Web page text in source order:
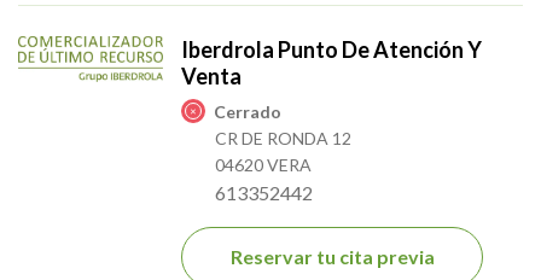
Iberdrola Punto De Atención Y
Venta
Cerrado
CR DE RONDA 12
04620 VERA
613352442
Reservar tu cita previa